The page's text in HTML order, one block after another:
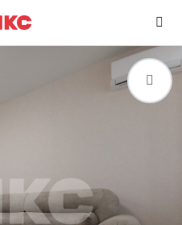
0 объявлений
Услуги